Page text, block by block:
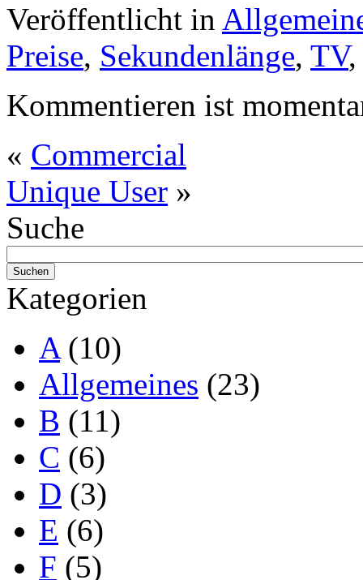
Veröffentlicht in
Preise, Sekundenlänge, TV
Kommentieren ist
« Commercial
Unique User »
Suche
Kategorien
A(10)
Allgemeines (23)
B (11)
C (6)
D (3)
E (6)
F (5)